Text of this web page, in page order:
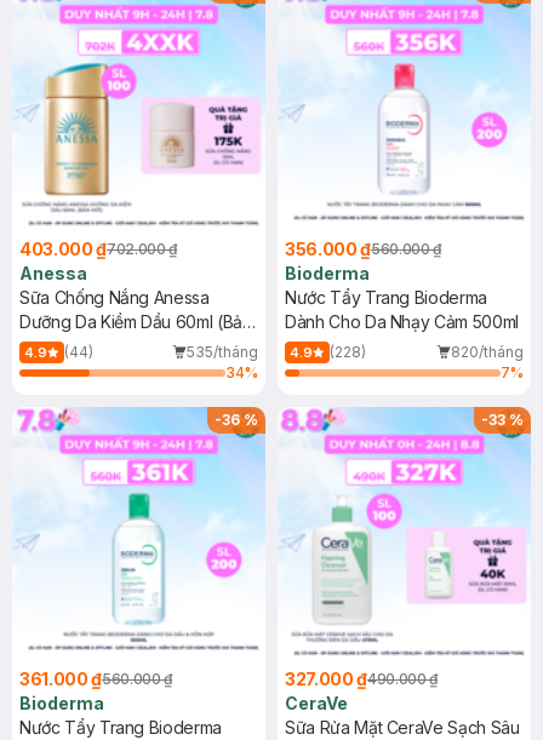
403.000 ₫702.000 ₫
Anessa
Sữa Chống Nắng Anessa
Dưỡng Da Kiềm Dầu 60ml (Bản
Mới)
4.9 (44)
535/tháng
34%
356.000 ₫560.000 ₫
Bioderma
Nước Tẩy Trang Bioderma
Dành Cho Da Nhạy Cảm 500ml
4.9 (228)
820/tháng
7%
-36%
361.000 ₫560.000 ₫
Bioderma
Nước Tẩy Trang Bioderma
-33%
327.000 ₫490.000 ₫
CeraVe
Sữa Rửa Mặt CeraVe Sạch Sâu